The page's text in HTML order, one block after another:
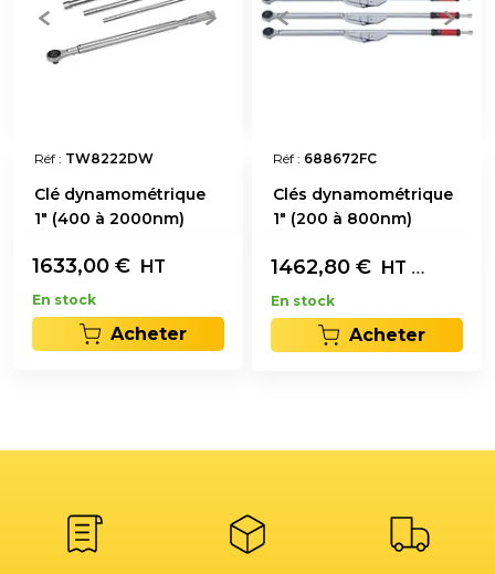
Réf : TW8222DW
Clé dynamométrique
1" (400 à 2000nm)
1633,00 € HT
En stock
Acheter
Réf : 688672FC
Clés dynamométrique
1" (200 à 800nm)
1462,80 € HT Les 3
En stock
Acheter